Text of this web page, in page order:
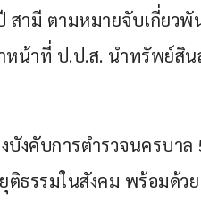
สามี ตามหมายจับเกี่ยว
หน้าที่ ป.ป.ส. นำทรัพย์สิ
บังคับการตำรวจนครบา
ติธรรมในสังคม พร้อมด้